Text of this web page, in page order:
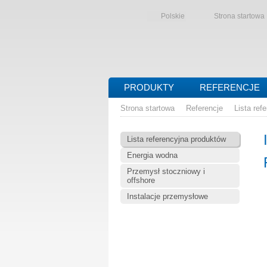
Polskie Strona startowa
PRODUKTY REFERENCJE
Strona startowa Referencje Lista
Lista referencyjna produktów
Energia wodna
Przemysł stoczniowy i
offshore
Instalacje przemysłowe